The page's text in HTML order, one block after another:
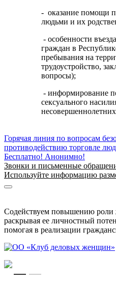
- оказание помощи
людьми и их
- особенности
граждан в
пребывания на
трудоустройство,
вопросы);
- информирование
сексуального
Горячая линия по вопросам
противодействию торговле
Бесплатно! Анонимно!
Звонки и письменные
Используйте информацию
Содействуем повышению
раскрывая ее личностный
помогая в реализации
RUEN